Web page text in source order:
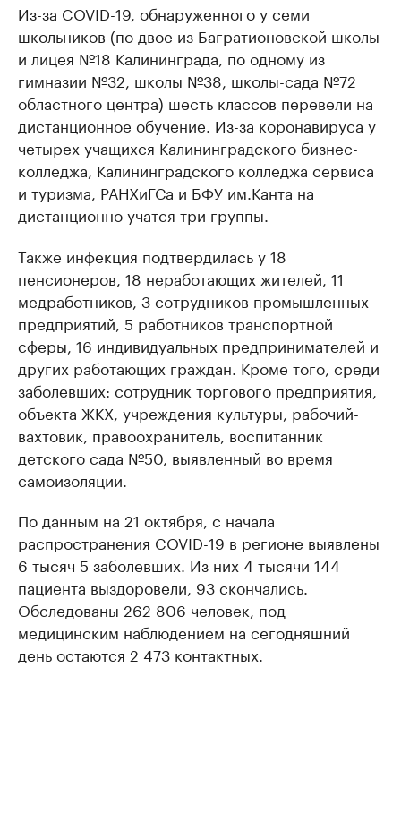
Из-за COVID-19, обнаруженного у семи
школьников (по двое из Багратионовской школы
и лицея №18 Калининграда, по одному из
гимназии №32, школы №38, школы-сада №72
областного центра) шесть классов перевели на
дистанционное обучение. Из-за коронавируса у
четырех учащихся Калининградского бизнес-
колледжа, Калининградского колледжа сервиса
и туризма, РАНХиГСа и БФУ им.Канта на
дистанционно учатся три группы.
Также инфекция подтвердилась у 18
пенсионеров, 18 неработающих жителей, 11
медработников, 3 сотрудников промышленных
предприятий, 5 работников транспортной
сферы, 16 индивидуальных предпринимателей и
других работающих граждан. Кроме того, среди
заболевших: сотрудник торгового предприятия,
объекта ЖКХ, учреждения культуры, рабочий-
вахтовик, правоохранитель, воспитанник
детского сада №50, выявленный во время
самоизоляции.
По данным на 21 октября, с начала
распространения COVID-19 в регионе выявлены
6 тысяч 5 заболевших. Из них 4 тысячи 144
пациента выздоровели, 93 скончались.
Обследованы 262 806 человек, под
медицинским наблюдением на сегодняшний
день остаются 2 473 контактных.